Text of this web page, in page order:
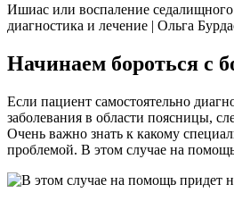
Ишиас или воспаление
диагностика и лечение | Ольга
Начинаем бороться с
Если пациент самостоятельно
заболевания в области поясницы,
Очень важно знать к какому
проблемой. В этом случае на